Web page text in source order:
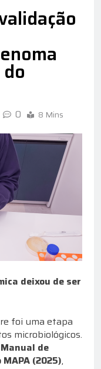
0 8 Mins
deixou de ser
foi uma etapa
microbiológicos.
Manual de
(2025),